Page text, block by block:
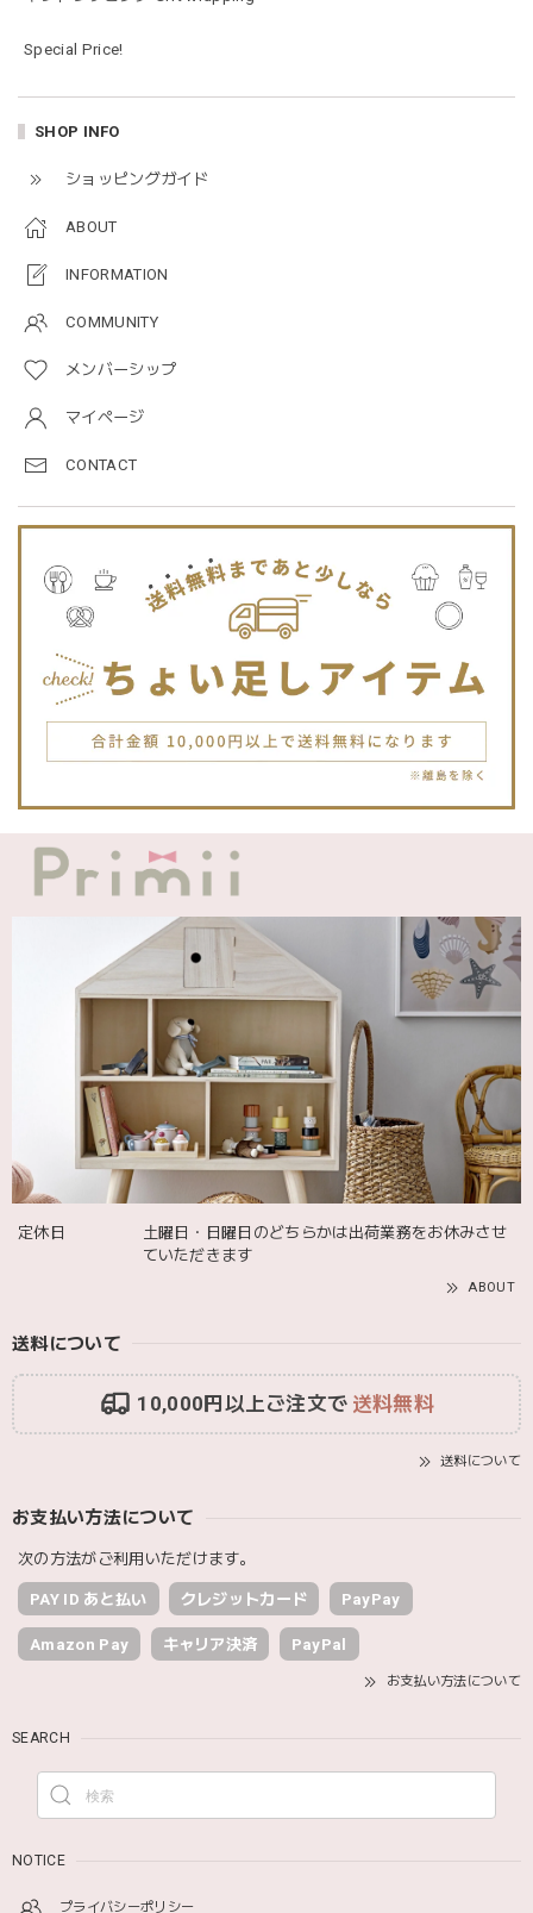
Special Price!
SHOP INFO
ショッピングガイド
ABOUT
INFORMATION
COMMUNITY
メンバーシップ
マイページ
CONTACT
taupe（チャコールグレー）
プレゼントした友人がとても喜んでました。ありがとうござ
Jellycat ジェリーキャット | Bashful Tiger Huge とら ぬいぐるみ 大きいサイズ
2025/12/16
JELLYCATは特に個体差が激しいブランドなので、どんな子
が来るかいつも少し不安ですが、可愛い子が届いて良かった
です。Primiiさんでお迎えした子はみんな可愛い子なので嬉
しいです。
greige
2025/12/12
blanco ブランコ | ダブルボアブランケット ベビー double boa blanket ホワイト 無地
2025/12/09
発送も届くのも早かったです！バースデーバルーンも入って
て嬉しかったです🎈誕生日に使わせて頂きます🫶
Adnil LAND アドニルランド | PULL ALONG PUPPY からだをくねくねさせながらついてくる プル アロング パピー プルトイ 木のおもちゃ
2025/12/02
定休日
土曜日・日曜日のどちらかは出荷業務をお休みさせ
ていただきます
ABOUT
送料について
10,000円以上ご注文で 送料無料
送料について
お支払い方法について
次の方法がご利用いただけます。
PAY ID あと払い クレジットカード PayPay
Amazon Pay キャリア決済 PayPal
お支払い方法について
SEARCH
NOTICE
プライバシーポリシー